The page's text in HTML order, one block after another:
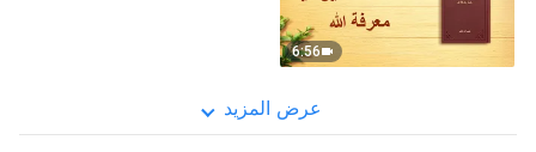
6:56
عرض المزيد